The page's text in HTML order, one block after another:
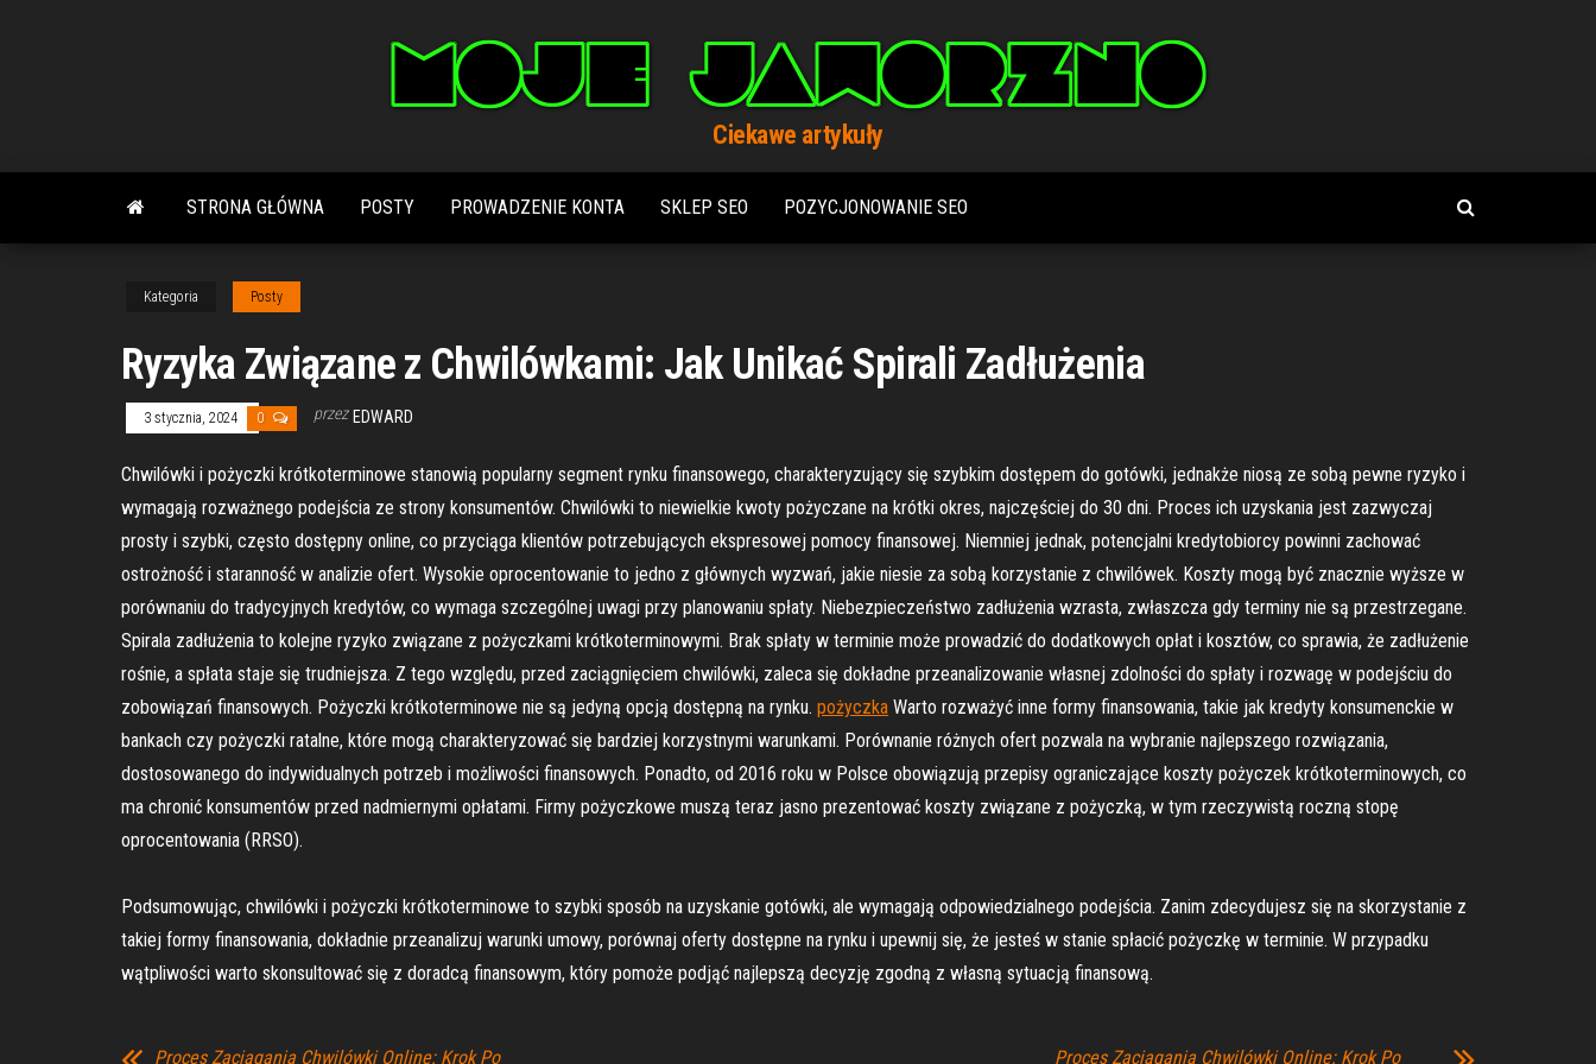
Ciekawe artykuły
STRONA GŁÓWNA POSTY PROWADZENIE KONTA SKLEP SEO POZYCJONOWANIE SEO
Kategoria Posty
Ryzyka Związane z Chwilówkami: Jak Unikać Spirali Zadłużenia
3 stycznia, 2024 0 przez EDWARD
Chwilówki i pożyczki krótkoterminowe stanowią popularny segment rynku finansowego, charakteryzujący się szybkim dostępem do gotówki, jednakże niosą ze sobą pewne ryzyko i
wymagają rozważnego podejścia ze strony konsumentów. Chwilówki to niewielkie kwoty pożyczane na krótki okres, najczęściej do 30 dni. Proces ich uzyskania jest zazwyczaj
prosty i szybki, często dostępny online, co przyciąga klientów potrzebujących ekspresowej pomocy finansowej. Niemniej jednak, potencjalni kredytobiorcy powinni zachować
ostrożność i staranność w analizie ofert. Wysokie oprocentowanie to jedno z głównych wyzwań, jakie niesie za sobą korzystanie z chwilówek. Koszty mogą być znacznie wyższe w
porównaniu do tradycyjnych kredytów, co wymaga szczególnej uwagi przy planowaniu spłaty. Niebezpieczeństwo zadłużenia wzrasta, zwłaszcza gdy terminy nie są przestrzegane.
Spirala zadłużenia to kolejne ryzyko związane z pożyczkami krótkoterminowymi. Brak spłaty w terminie może prowadzić do dodatkowych opłat i kosztów, co sprawia, że zadłużenie
rośnie, a spłata staje się trudniejsza. Z tego względu, przed zaciągnięciem chwilówki, zaleca się dokładne przeanalizowanie własnej zdolności do spłaty i rozwagę w podejściu do
zobowiązań finansowych. Pożyczki krótkoterminowe nie są jedyną opcją dostępną na rynku. pożyczka Warto rozważyć inne formy finansowania, takie jak kredyty konsumenckie w
bankach czy pożyczki ratalne, które mogą charakteryzować się bardziej korzystnymi warunkami. Porównanie różnych ofert pozwala na wybranie najlepszego rozwiązania,
dostosowanego do indywidualnych potrzeb i możliwości finansowych. Ponadto, od 2016 roku w Polsce obowiązują przepisy ograniczające koszty pożyczek krótkoterminowych, co
ma chronić konsumentów przed nadmiernymi opłatami. Firmy pożyczkowe muszą teraz jasno prezentować koszty związane z pożyczką, w tym rzeczywistą roczną stopę
oprocentowania (RRSO).
Podsumowując, chwilówki i pożyczki krótkoterminowe to szybki sposób na uzyskanie gotówki, ale wymagają odpowiedzialnego podejścia. Zanim zdecydujesz się na skorzystanie z
takiej formy finansowania, dokładnie przeanalizuj warunki umowy, porównaj oferty dostępne na rynku i upewnij się, że jesteś w stanie spłacić pożyczkę w terminie. W przypadku
wątpliwości warto skonsultować się z doradcą finansowym, który pomoże podjąć najlepszą decyzję zgodną z własną sytuacją finansową.
Proces Zaciągania Chwilówki Online: Krok Po Proces Zaciągania Chwilówki Online: Krok Po